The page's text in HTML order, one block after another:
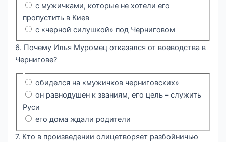
с мужичками, которые не хотели его
пропустить в Киев
с «черной силушкой» под Черниговом
6. Почему Илья Муромец отказался от воеводства в
Чернигове?
обиделся на «мужичков черниговских»
он равнодушен к званиям, его цель – служить
Руси
его дома ждали родители
7. Кто в произведении олицетворяет разбойничью